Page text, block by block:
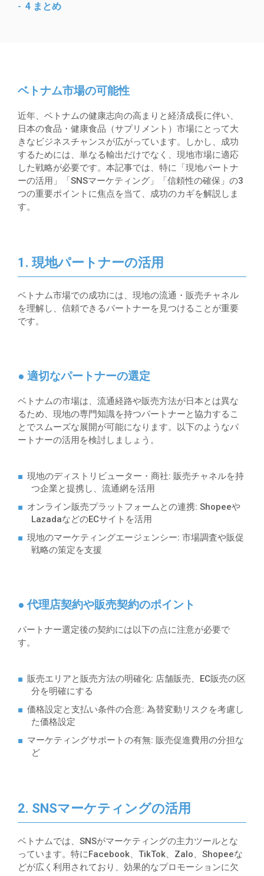
4 まとめ
ベトナム市場の可能性
近年、ベトナムの健康志向の高まりと経済成長に伴い、
日本の食品・健康食品（サプリメント）市場にとって大
きなビジネスチャンスが広がっています。しかし、成功
するためには、単なる輸出だけでなく、現地市場に適応
した戦略が必要です。本記事では、特に「現地パートナ
ーの活用」「SNSマーケティング」「信頼性の確保」の3
つの重要ポイントに焦点を当て、成功のカギを解説しま
す。
1. 現地パートナーの活用
ベトナム市場での成功には、現地の流通・販売チャネル
を理解し、信頼できるパートナーを見つけることが重要
です。
● 適切なパートナーの選定
ベトナムの市場は、流通経路や販売方法が日本とは異な
るため、現地の専門知識を持つパートナーと協力するこ
とでスムーズな展開が可能になります。以下のようなパ
ートナーの活用を検討しましょう。
現地のディストリビューター・商社: 販売チャネルを持
つ企業と提携し、流通網を活用
オンライン販売プラットフォームとの連携: Shopeeや
LazadaなどのECサイトを活用
現地のマーケティングエージェンシー: 市場調査や販促
戦略の策定を支援
● 代理店契約や販売契約のポイント
パートナー選定後の契約には以下の点に注意が必要で
す。
販売エリアと販売方法の明確化: 店舗販売、EC販売の区
分を明確にする
価格設定と支払い条件の合意: 為替変動リスクを考慮し
た価格設定
マーケティングサポートの有無: 販売促進費用の分担な
ど
2. SNSマーケティングの活用
ベトナムでは、SNSがマーケティングの主力ツールとな
っています。特にFacebook、TikTok、Zalo、Shopeeな
どが広く利用されており、効果的なプロモーションに欠